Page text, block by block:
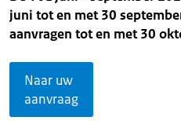
juni tot en met 30
aanvragen tot en met 30
Naar uw
aanvraag